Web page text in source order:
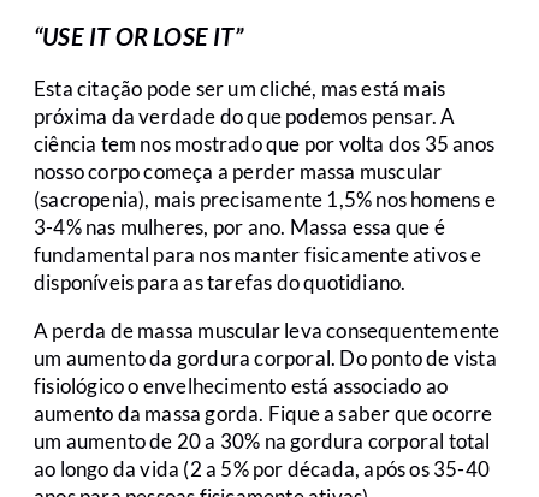
“USE IT OR LOSE IT”
Esta citação pode ser um cliché, mas está mais
próxima da verdade do que podemos pensar. A
ciência tem nos mostrado que por volta dos 35 anos
nosso corpo começa a perder massa muscular
(sacropenia), mais precisamente 1,5% nos homens e
3-4% nas mulheres, por ano. Massa essa que é
fundamental para nos manter fisicamente ativos e
disponíveis para as tarefas do quotidiano.
A perda de massa muscular leva consequentemente
um aumento da gordura corporal. Do ponto de vista
fisiológico o envelhecimento está associado ao
aumento da massa gorda. Fique a saber que ocorre
um aumento de 20 a 30% na gordura corporal total
ao longo da vida (2 a 5% por década, após os 35-40